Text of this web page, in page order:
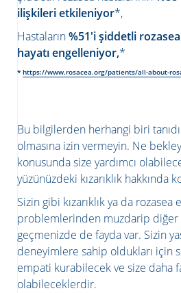
ilişkileri etkileniyor*,
Hastaların%51'i şiddetli
hayatı engelleniyor,*
* https://www.rosacea.org/patients/all-about-
Bu bilgilerden herhangi biri
olmasına izin vermeyin. Ne
konusunda size yardımcı
yüzünüzdeki kızarıklık hakkında
Sizin gibi kızarıklık ya da
problemlerinden muzdarip diğer
geçmenizde de fayda var. Sizin
deneyimlere sahip oldukları için
empati kurabilecek ve size daha
olabileceklerdir.